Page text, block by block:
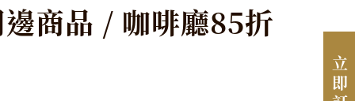
邊商品 / 咖啡廳85折